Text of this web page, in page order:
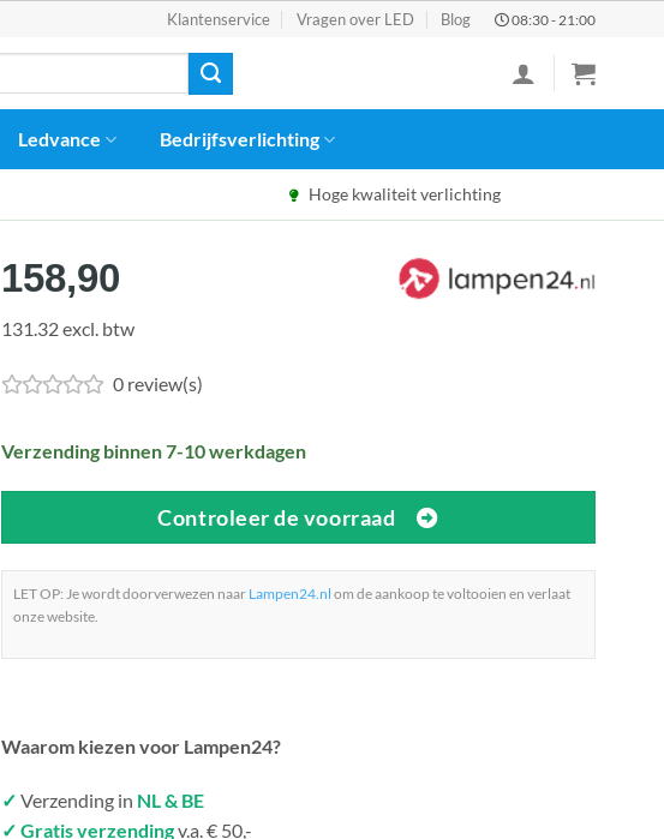
Klantenservice Vragen over LED Blog 08:30 - 21:00
Ledvance Bedrijfsverlichting
Hoge kwaliteit verlichting
158,90
131.32 excl. btw
0 review(s)
Verzending binnen 7-10 werkdagen
Controleer de voorraad
LET OP: Je wordt doorverwezen naar Lampen24.nl om de aankoop te voltooien en verlaat
onze website.
Waarom kiezen voor Lampen24?
✓ Verzending in NL & BE
✓ Gratis verzendingv.a. € 50,-